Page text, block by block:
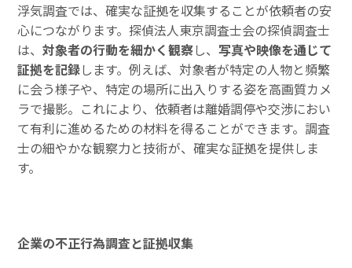
浮気調査では、確実な証拠を収集することが依頼者の安
心につながります。探偵法人東京調査士会の探偵調査士
は、対象者の行動を細かく観察し、写真や映像を通じて
証拠を記録します。例えば、対象者が特定の人物と頻繁
に会う様子や、特定の場所に出入りする姿を高画質カメ
ラで撮影。これにより、依頼者は離婚調停や交渉におい
て有利に進めるための材料を得ることができます。調査
士の細やかな観察力と技術が、確実な証拠を提供しま
す。
企業の不正行為調査と証拠収集